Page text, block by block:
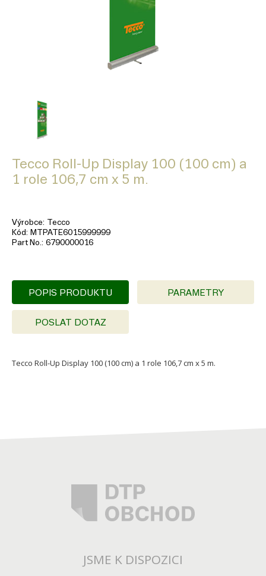
Tecco Roll-Up Display 100 (100 cm) a
1 role 106,7 cm x 5 m.
Výrobce Tecco
Kód
MTPATE6015999999
Part No. 6790000016
POPIS PRODUKTU PARAMETRY
POSLAT DOTAZ
Tecco Roll-Up Display 100 (100 cm) a 1 role 106,7 cm x 5 m.
JSME K DISPOZICI